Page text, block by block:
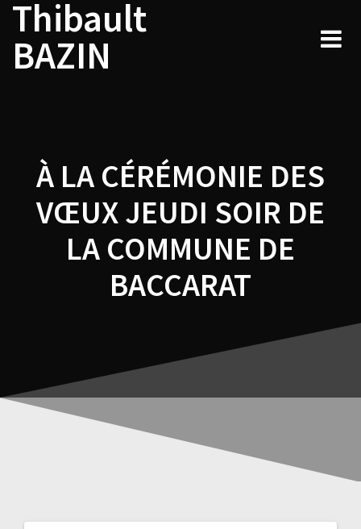
Skip
content
Thibault
BAZIN
À LA CÉRÉMONIE DES
VŒUX JEUDI SOIR DE
LA COMMUNE DE
BACCARAT
Navigation
de